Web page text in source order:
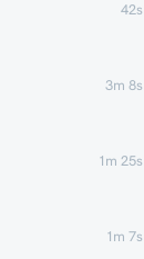
42s
3m 8s
1m 25s
1m 7s